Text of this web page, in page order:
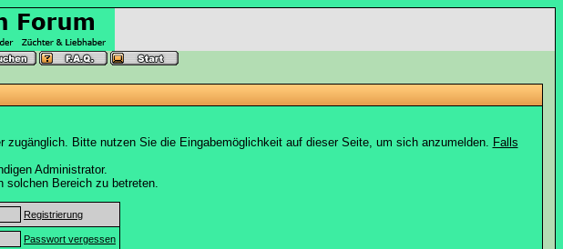
Bitte nutzen Sie die Eingabemöglichkeit auf dieser Seite, um sich anzumelden. Falls
Administrator.
solchen Bereich zu betreten.
Registrierung
Passwort vergessen